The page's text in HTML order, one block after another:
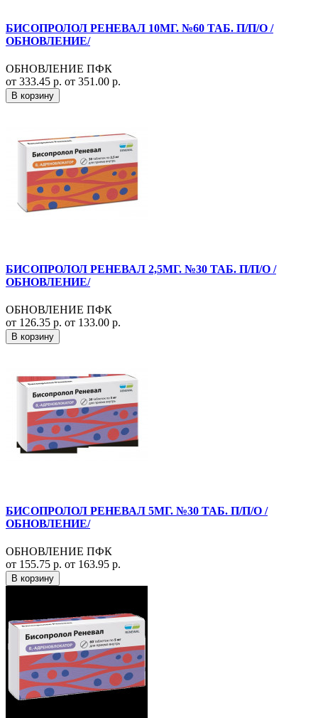
БИСОПРОЛОЛ РЕНЕВАЛ 10МГ. №60 ТАБ. П/П/О /
ОБНОВЛЕНИЕ/
ОБНОВЛЕНИЕ ПФК
от 333.45 р. от 351.00 р.
В корзину
БИСОПРОЛОЛ РЕНЕВАЛ 2,5МГ. №30 ТАБ. П/П/О /
ОБНОВЛЕНИЕ/
ОБНОВЛЕНИЕ ПФК
от 126.35 р. от 133.00 р.
В корзину
БИСОПРОЛОЛ РЕНЕВАЛ 5МГ. №30 ТАБ. П/П/О /
ОБНОВЛЕНИЕ/
ОБНОВЛЕНИЕ ПФК
от 155.75 р. от 163.95 р.
В корзину